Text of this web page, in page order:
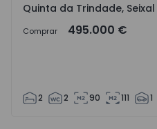
Quinta da Trindade, Seixal
Comprar 495.000 €
2 2 90 111 1